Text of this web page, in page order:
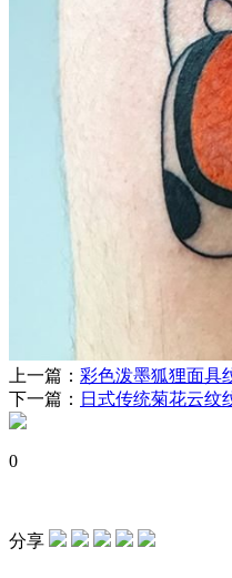
上一篇： 彩色泼墨狐狸面具
下一篇： 日式传统菊花云纹
0
分享